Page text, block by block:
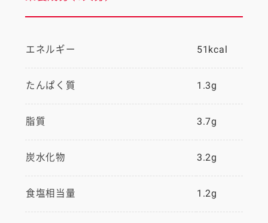
エネルギー 51kcal
たんぱく質 1.3g
脂質 3.7g
炭水化物 3.2g
食塩相当量 1.2g